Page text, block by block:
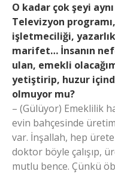
O kadar çok şeyi
Televizyon
işletmeciliği,
marifet… İnsanın
ulan, emekli
yetiştirip, huzur
olmuyor mu?
– (Gülüyor) Emeklilik
evin bahçesinde
var. İnşallah, hep
doktor böyle çalışıp,
mutlu bence. Çünkü